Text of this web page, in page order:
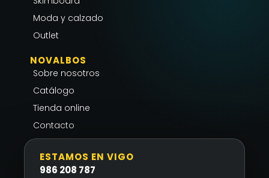
f
Moda y calzado
Outlet
NOVALBOS
Sobre nosotros
Catálogo
Tienda online
Contacto
ESTAMOS EN VIGO
986 208 787